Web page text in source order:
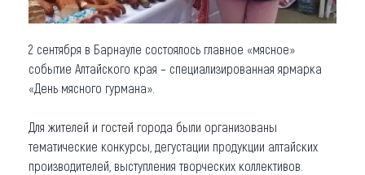
2 сентября в Барнауле состоялось главное «мясное»
событие Алтайского края – специализированная ярмарка
«День мясного гурмана».
Для жителей и гостей города были организованы
тематические конкурсы, дегустации продукции алтайских
производителей, выступления творческих коллективов.